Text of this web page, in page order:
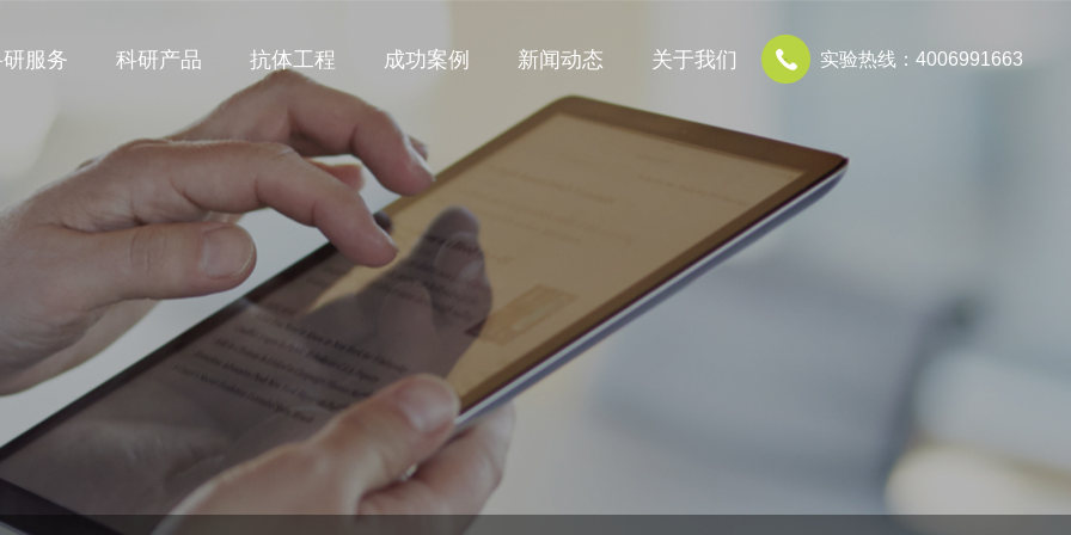
实验热线：4006991663
服务 科研产品 抗体工程 成功案例 新闻动态 关于我们